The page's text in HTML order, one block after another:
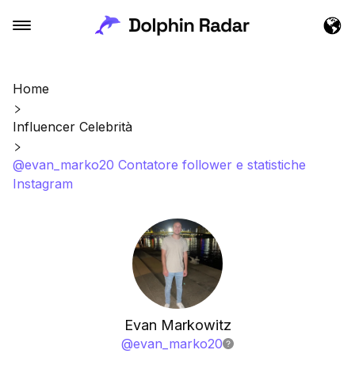
Home
Influencer Celebrità
@evan_marko20 Contatore follower e statistiche
Instagram
Evan Markowitz
@evan_marko20